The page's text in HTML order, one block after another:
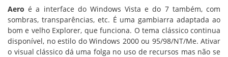
Aero é a interface do Windows Vista e do 7 também, com
sombras, transparências, etc. É uma gambiarra adaptada ao
bom e velho Explorer, que funciona. O tema clássico continua
disponível, no estilo do Windows 2000 ou 95/98/NT/Me. Ativar
o visual clássico dá uma folga no uso de recursos mas não se